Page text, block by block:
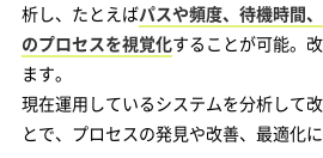
析し、たとえばパスや頻度、待機時間
のプロセスを視覚化することが可能。
ます。
現在運用しているシステムを分析して
とで、プロセスの発見や改善、最適化